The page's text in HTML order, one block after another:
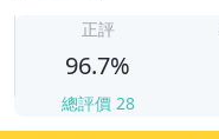
正評
96.7%
總評價 28